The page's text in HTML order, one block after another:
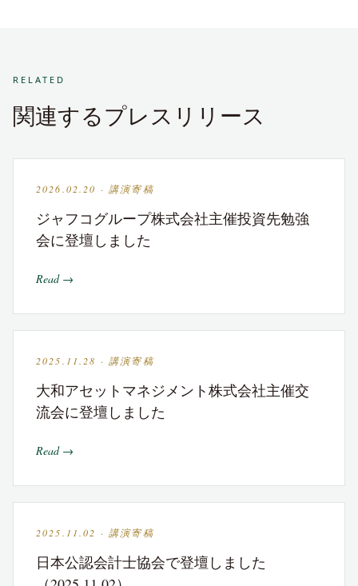
RELATED
関連するプレスリリース
2026.02.20 · 講演寄稿
ジャフコグループ株式会社主催投資先勉強
会に登壇しました
Read →
2025.11.28 · 講演寄稿
大和アセットマネジメント株式会社主催交
流会に登壇しました
Read →
2025.11.02 · 講演寄稿
日本公認会計士協会で登壇しました